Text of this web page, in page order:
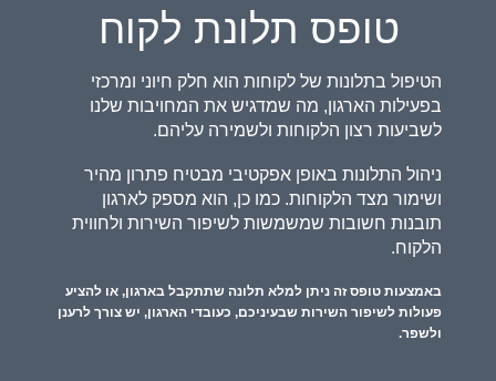
טופס תלונת לקוח
הטיפול בתלונות של לקוחות הוא חלק חיוני ומרכזי
בפעילות הארגון, מה שמדגיש את המחויבות שלנו
לשביעות רצון הלקוחות ולשמירה עליהם.
ניהול התלונות באופן אפקטיבי מבטיח פתרון מהיר
ושימור מצד הלקוחות. כמו כן, הוא מספק לארגון
תובנות חשובות שמשמשות לשיפור השירות ולחווית
הלקוח.
באמצעות טופס זה ניתן למלא תלונה שתתקבל בארגון, או להציע
פעולות לשיפור השירות שבעיניכם, כעובדי הארגון, יש צורך לרענן
ולשפר.